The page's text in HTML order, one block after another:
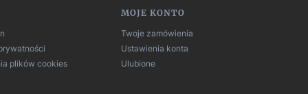
plików cookies
MOJE KONTO
Twoje zamówienia
Ustawienia konta
Ulubione